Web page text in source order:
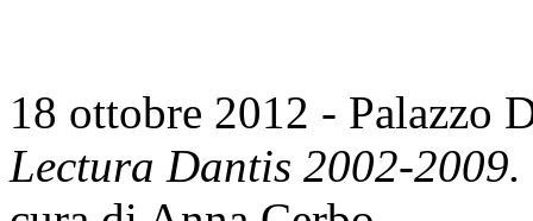
18 ottobre 2012 - Palazzo
Lectura Dantis 2002-